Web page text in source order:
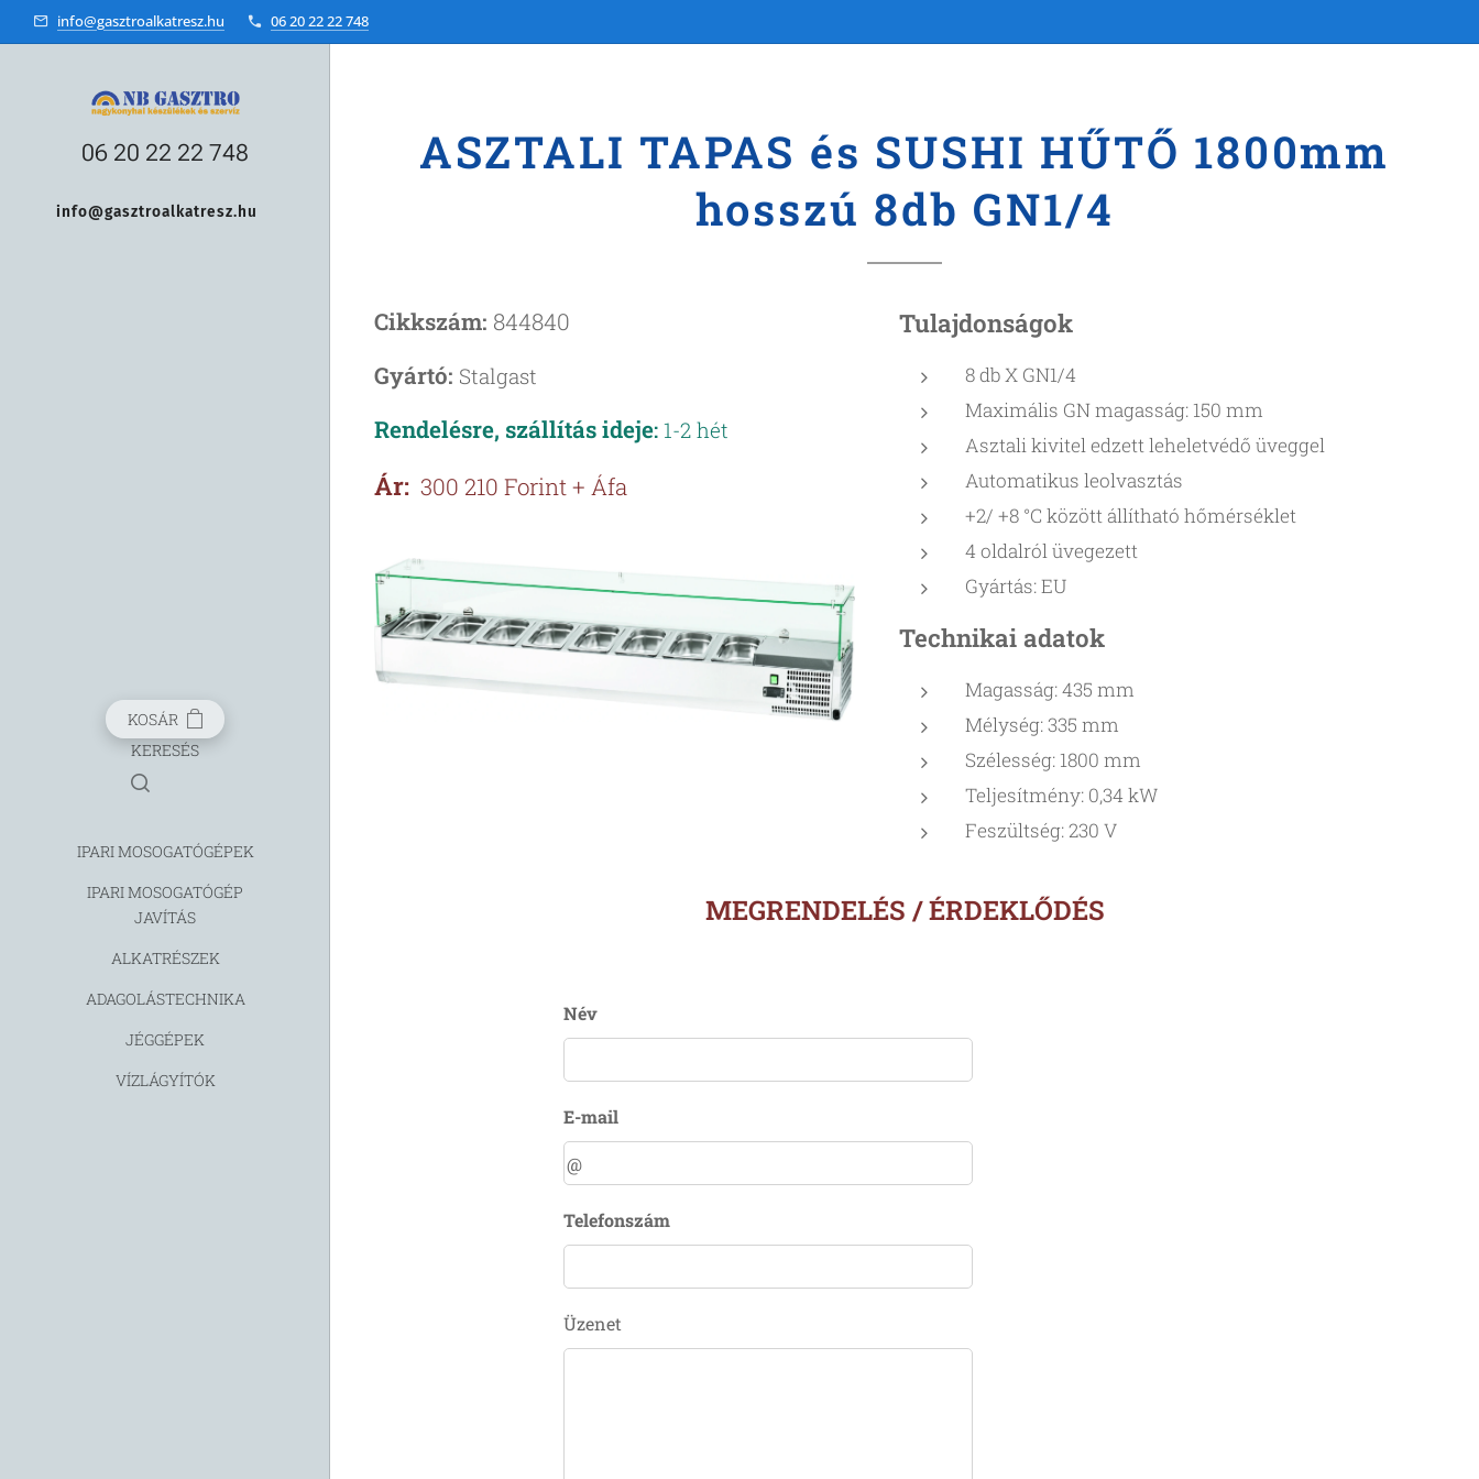
info@gasztroalkatresz.hu 06 20 22 22 748
06 20 22 22 748
info@gasztroalkatresz.hu
KOSÁR
KERESÉS
IPARI MOSOGATÓGÉPEK
IPARI MOSOGATÓGÉP
JAVÍTÁS
ALKATRÉSZEK
ADAGOLÁSTECHNIKA
JÉGGÉPEK
VÍZLÁGYÍTÓK
ASZTALI TAPAS és SUSHI HŰTŐ 1800mm
hosszú 8db GN1/4
Cikkszám: 844840
Gyártó: Stalgast
Rendelésre, szállítás ideje: 1-2 hét
Ár: 300 210 Forint + Áfa
Tulajdonságok
8 db X GN1/4
Maximális GN magasság: 150 mm
Asztali kivitel edzett leheletvédő üveggel
Automatikus leolvasztás
+2/ +8 °C között állítható hőmérséklet
4 oldalról üvegezett
Gyártás: EU
Technikai adatok
Magasság: 435 mm
Mélység: 335 mm
Szélesség: 1800 mm
Teljesítmény: 0,34 kW
Feszültség: 230 V
MEGRENDELÉS / ÉRDEKLŐDÉS
Név
E-mail
Telefonszám
Üzenet